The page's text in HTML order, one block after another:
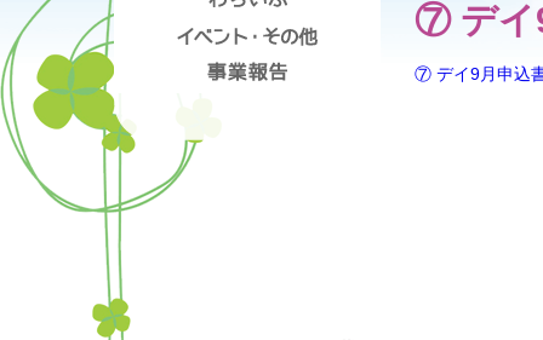
⑦ デイ
⑦ デイ9月申込